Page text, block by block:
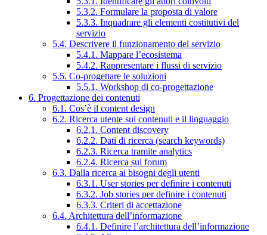
5.3.2. Formulare la proposta di valore
5.3.3. Inquadrare gli elementi costitutivi del
servizio
5.4. Descrivere il funzionamento del servizio
5.4.1. Mappare l’ecosistema
5.4.2. Rappresentare i flussi di servizio
5.5. Co-progettare le soluzioni
5.5.1. Workshop di co-progettazione
6. Progettazione dei contenuti
6.1. Cos’è il content design
6.2. Ricerca utente sui contenuti e il linguaggio
6.2.1. Content discovery
6.2.2. Dati di ricerca (search keywords)
6.2.3. Ricerca tramite analytics
6.2.4. Ricerca sui forum
6.3. Dalla ricerca ai bisogni degli utenti
6.3.1. User stories per definire i contenuti
6.3.2. Job stories per definire i contenuti
6.3.3. Criteri di accettazione
6.4. Architettura dell’informazione
6.4.1. Definire l’architettura dell’informazione